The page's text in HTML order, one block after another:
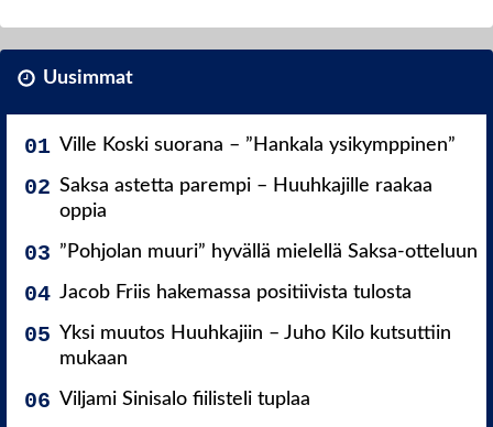
Uusimmat
Ville Koski suorana – ”Hankala ysikymppinen”
Saksa astetta parempi – Huuhkajille raakaa
oppia
”Pohjolan muuri” hyvällä mielellä Saksa-otteluun
Jacob Friis hakemassa positiivista tulosta
Yksi muutos Huuhkajiin – Juho Kilo kutsuttiin
mukaan
Viljami Sinisalo fiilisteli tuplaa